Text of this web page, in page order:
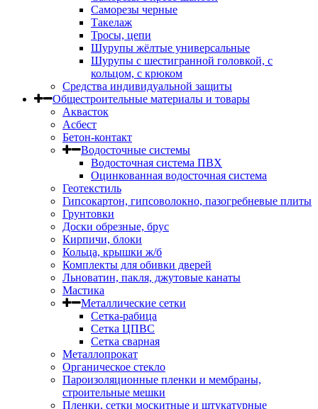
Саморезы черные
Такелаж
Тросы, цепи
Шурупы жёлтые универсальные
Шурупы с шестигранной головкой, с
кольцом, с крюком
Средства индивидуальной защиты
Общестроительные материалы и товары
Аквасток
Асбест
Бетон-контакт
Водосточные системы
Водосточная система ПВХ
Оцинкованная водосточная система
Геотекстиль
Гипсокартон, гипсоволокно, пазогребневые плиты
Грунтовки
Доски обрезные, брус
Кирпичи, блоки
Кольца, крышки ж/б
Комплекты для обивки дверей
Льноватин, пакля, джутовые канаты
Мастика
Металлические сетки
Сетка-рабица
Сетка ЦПВС
Сетка сварная
Металлопрокат
Органическое стекло
Пароизоляционные пленки и мембраны,
строительные мешки
Пленки, сетки москитные и штукатурные